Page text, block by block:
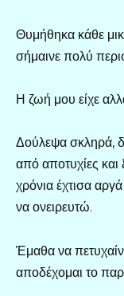
Θυμήθηκα κάθε
σήμαινε πολύ
Η ζωή μου είχε
Δούλεψα σκληρά,
από αποτυχίες
χρόνια έχτισα
να ονειρευτώ.
Έμαθα να
αποδέχομαι το